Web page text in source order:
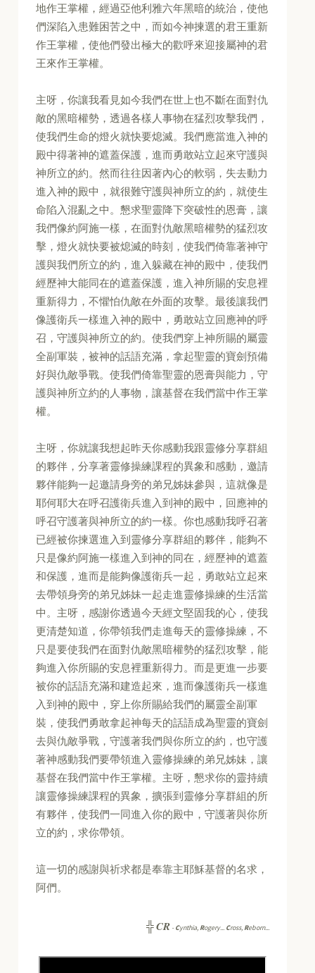
地作王掌權，經過亞他利雅六年黑暗的統治，使他
們深陷入患難困苦之中，而如今神揀選的君王重新
作王掌權，使他們發出極大的歡呼來迎接屬神的君
王來作王掌權。
主呀，你讓我看見如今我們在世上也不斷在面對仇
敵的黑暗權勢，透過各樣人事物在猛烈攻擊我們，
使我們生命的燈火就快要熄滅。我們應當進入神的
殿中得著神的遮蓋保護，進而勇敢站立起來守護與
神所立的約。然而往往因著內心的軟弱，失去動力
進入神的殿中，就很難守護與神所立的約，就使生
命陷入混亂之中。懇求聖靈降下突破性的恩膏，讓
我們像約阿施一樣，在面對仇敵黑暗權勢的猛烈攻
擊，燈火就快要被熄滅的時刻，使我們倚靠著神守
護與我們所立的約，進入躲藏在神的殿中，使我們
經歷神大能同在的遮蓋保護，進入神所賜的安息裡
重新得力，不懼怕仇敵在外面的攻擊。最後讓我們
像護衛兵一樣進入神的殿中，勇敢站立回應神的呼
召，守護與神所立的約。使我們穿上神所賜的屬靈
全副軍裝，被神的話語充滿，拿起聖靈的寶劍預備
好與仇敵爭戰。使我們倚靠聖靈的恩膏與能力，守
護與神所立約的人事物，讓基督在我們當中作王掌
權。
主呀，你就讓我想起昨天你感動我跟靈修分享群組
的夥伴，分享著靈修操練課程的異象和感動，邀請
夥伴能夠一起邀請身旁的弟兄姊妹參與，這就像是
耶何耶大在呼召護衛兵進入到神的殿中，回應神的
呼召守護著與神所立的約一樣。你也感動我呼召著
已經被你揀選進入到靈修分享群組的夥伴，能夠不
只是像約阿施一樣進入到神的同在，經歷神的遮蓋
和保護，進而是能夠像護衛兵一起，勇敢站立起來
去帶領身旁的弟兄姊妹一起走進靈修操練的生活當
中。主呀，感謝你透過今天經文堅固我的心，使我
更清楚知道，你帶領我們走進每天的靈修操練，不
只是要使我們在面對仇敵黑暗權勢的猛烈攻擊，能
夠進入你所賜的安息裡重新得力。而是更進一步要
被你的話語充滿和建造起來，進而像護衛兵一樣進
入到神的殿中，穿上你所賜給我們的屬靈全副軍
裝，使我們勇敢拿起神每天的話語成為聖靈的寶劍
去與仇敵爭戰，守護著我們與你所立的約，也守護
著神感動我們要帶領進入靈修操練的弟兄姊妹，讓
基督在我們當中作王掌權。主呀，懇求你的靈持續
讓靈修操練課程的異象，擴張到靈修分享群組的所
有夥伴，使我們一同進入你的殿中，守護著與你所
立的約，求你帶領。
這一切的感謝與祈求都是奉靠主耶穌基督的名求，
阿們。
╬CR -Cynthia, Rogery... Cross, Reborn...